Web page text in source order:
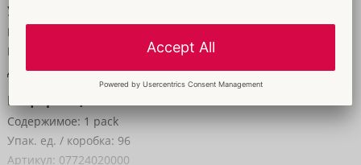
Упаковка
Ширина:
Высота:
Длина: 33,5 cm
Информация
Содержимое: 1 pack
Упак. ед. / коробка: 96
Артикул: 07724020000